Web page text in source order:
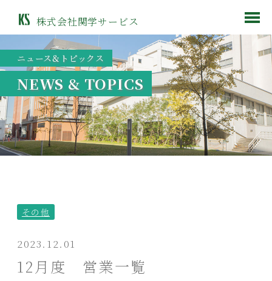
株式会社関学サービス
ニュース&トピックス
NEWS & TOPICS
その他
2023.12.01
12月度 営業一覧